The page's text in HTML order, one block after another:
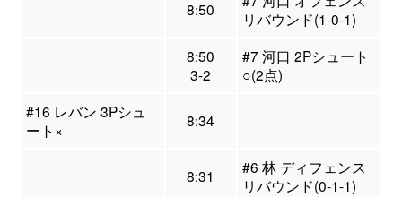
8:50
リバウンド(1-0-1)
8:50
3-2
#7 河口 2Pシュート
○(2点)
#16 レバン 3Pシュ
ート×
8:34
8:31
#6 林 ディフェンス
リバウンド(0-1-1)